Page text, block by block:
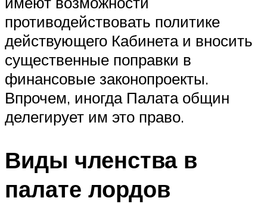
противодействовать политике
действующего Кабинета и вносить
существенные поправки в
финансовые законопроекты.
Впрочем, иногда Палата общин
делегирует им это право.
Виды членства в
палате лордов